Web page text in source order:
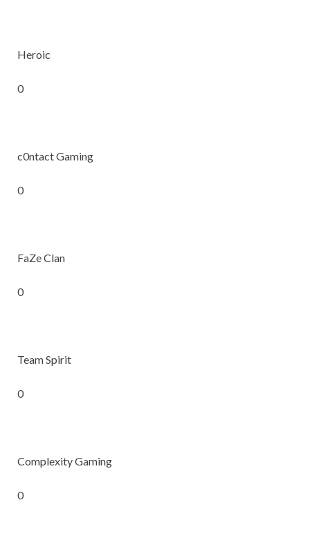
Heroic
0
c0ntact Gaming
0
FaZe Clan
0
Team Spirit
0
Complexity Gaming
0